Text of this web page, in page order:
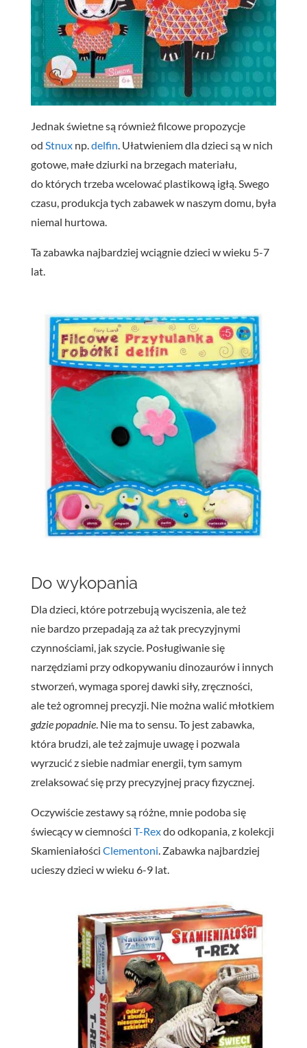
Jednak świetne są również filcowe propozycje
od Stnuxnp.delfin. Ułatwieniem dla dzieci są w nich
gotowe, małe dziurki na brzegach materiału,
do których trzeba wcelować plastikową igłą. Swego
czasu, produkcja tych zabawek w naszym domu, była
niemal hurtowa.
Ta zabawka najbardziej wciągnie dzieci w wieku 5-7
lat.
Do wykopania
Dla dzieci, które potrzebują wyciszenia, ale też
nie bardzo przepadają za aż tak precyzyjnymi
czynnościami, jak szycie. Posługiwanie się
narzędziami przy odkopywaniu dinozaurów i innych
stworzeń, wymaga sporej dawki siły, zręczności,
ale też ogromnej precyzji. Nie można walić młotkiem
gdzie popadnie. Nie ma to sensu. To jest zabawka,
która brudzi, ale też zajmuje uwagę i pozwala
wyrzucić z siebie nadmiar energii, tym samym
zrelaksować się przy precyzyjnej pracy fizycznej.
Oczywiście zestawy są różne, mnie podoba się
świecący w ciemności T-Rexdo odkopania, z kolekcji
Skamieniałości Clementoni . Zabawka najbardziej
ucieszy dzieci w wieku 6-9 lat.